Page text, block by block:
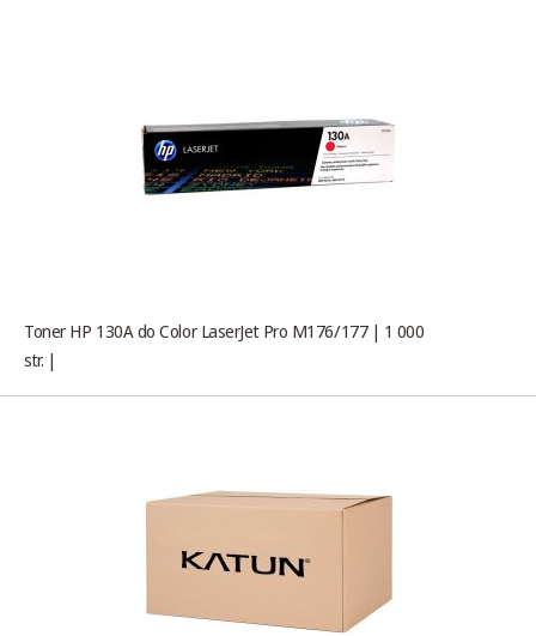
Toner HP 130A do Color LaserJet Pro M176/177 | 1 000
str. |